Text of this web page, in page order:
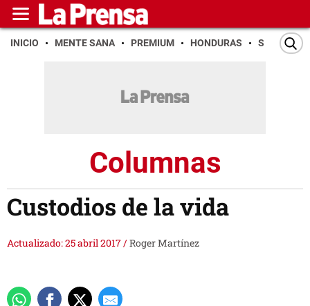
INICIO MENTE SANA PREMIUM HONDURAS SAN PEDRO
Columnas
Custodios de la vida
Actualizado: 25 abril 2017/Roger Martínez